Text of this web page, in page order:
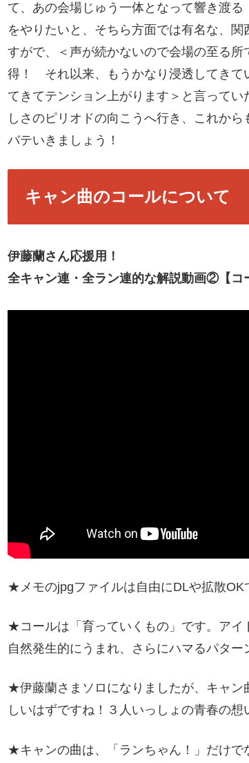
て、あの会場じゅう一体となって響き渡
をやりたいと、そちら方面では有名な、
すがで、＜声が続かないので会場の至る
得！ それ以来、もうかなり浸透してきて
てきてテンション上がります＞と言って
しさのピリオドの向こうへ行き、これか
バテいきましょう！
キャン曲のコールについて
伊藤蘭さん応援用！
全キャン連・全ラン連的な解説動画②【コ
★メモのjpgファイルは自由にDLや拡散OK
★コールは「育っていくもの」です。アイ
自然発生的にうまれ、さらにハマるパタ
★伊藤蘭さまソロになりましたが、キャン
しいはずですね！３人いっしょの青春の想
★キャンの曲は、「ランちゃん！」だけで